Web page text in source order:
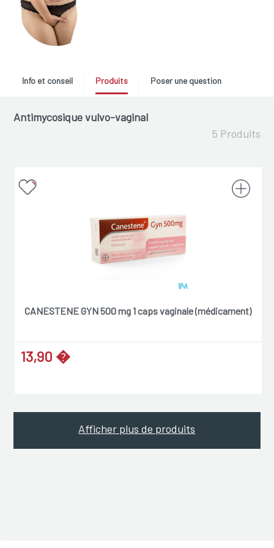
Info et conseil Produits Poser une question
Antimycosique vulvo-vaginal
5 Produits
CANESTENE GYN 500 mg 1 caps vaginale (médicament)
13,90 �
Afficher plus de produits